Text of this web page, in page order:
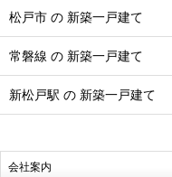
松戸市 の 新築一戸建て
常磐線 の 新築一戸建て
新松戸駅 の 新築一戸建て
会社案内